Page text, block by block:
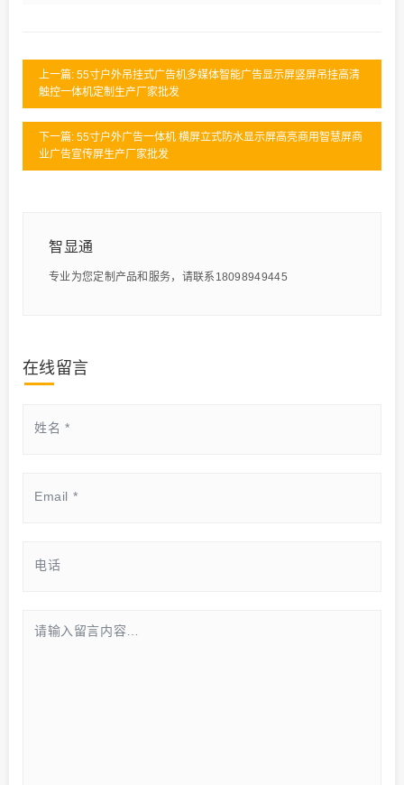
上一篇: 55寸户外吊挂式广告机多媒体智能广告显示屏竖屏吊挂高清
触控一体机定制生产厂家批发
下一篇: 55寸户外广告一体机 横屏立式防水显示屏高亮商用智慧屏商
业广告宣传屏生产厂家批发
智显通
专业为您定制产品和服务，请联系18098949445
在线留言